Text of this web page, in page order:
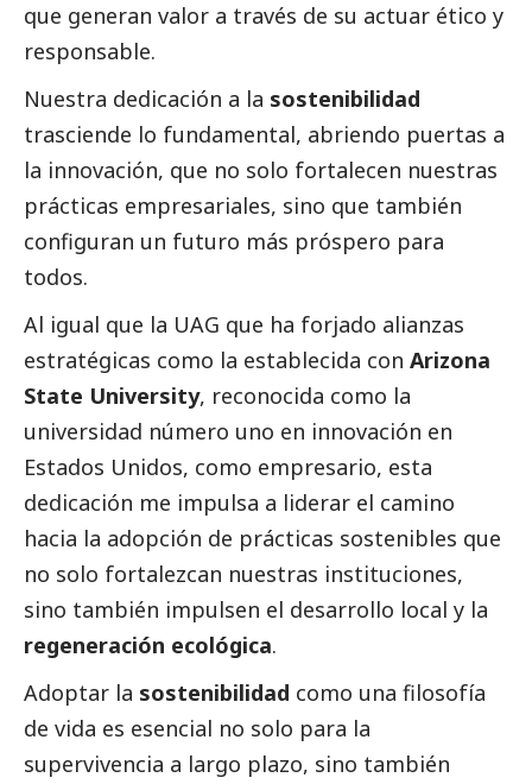
que generan valor a través de su actuar ético y
responsable.
Nuestra dedicación a la sostenibilidad
trasciende lo fundamental, abriendo puertas a
la innovación, que no solo fortalecen nuestras
prácticas empresariales, sino que también
configuran un futuro más próspero para
todos.
Al igual que la UAG que ha forjado alianzas
estratégicas como la establecida con Arizona
State University, reconocida como la
universidad número uno en innovación en
Estados Unidos, como empresario, esta
dedicación me impulsa a liderar el camino
hacia la adopción de prácticas sostenibles que
no solo fortalezcan nuestras instituciones,
sino también impulsen el desarrollo local y la
regeneración ecológica.
Adoptar la sostenibilidad como una filosofía
de vida es esencial no solo para la
supervivencia a largo plazo, sino también